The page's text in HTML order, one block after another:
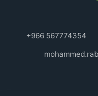
+966 567774354